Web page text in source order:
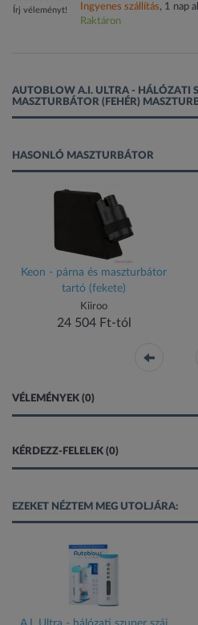
Írj véleményt! Ingyenes szállítás, 1 nap
Raktáron
AUTOBLOW A.I. ULTRA - HÁLÓZATI
MASZTURBÁTOR (FEHÉR)
HASONLÓ MASZTURBÁTOR
Keon - párna és maszturbátor
tartó (fekete)
Kiiroo
24 504 Ft-tól
VÉLEMÉNYEK (0)
KÉRDEZZ-FELELEK (0)
EZEKET NÉZTEM MEG UTOLJÁRA: